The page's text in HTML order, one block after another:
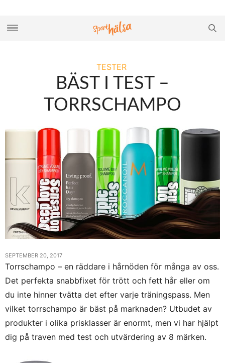
TESTER
BÄST I TEST –
TORRSCHAMPO
SEPTEMBER 20, 2017
Torrschampo – en räddare i hårnöden för många av oss.
Det perfekta snabbfixet för trött och fett hår eller om
du inte hinner tvätta det efter varje träningspass. Men
vilket torrschampo är bäst på marknaden? Utbudet av
produkter i olika prisklasser är enormt, men vi har hjälpt
dig på traven med test och utvärdering av 8 märken.